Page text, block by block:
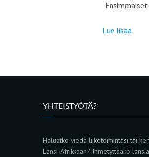
-
Lue lisää
YHTEISTYÖTÄ?
Haluatko viedä liiketoimintasi tai
Länsi-Afrikkaan? Ihmetyttääkö